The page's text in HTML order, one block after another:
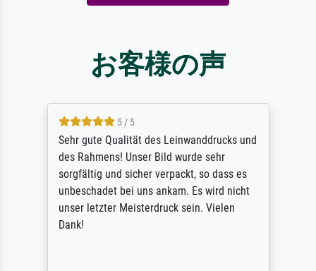
お客様の声
5 / 5
Sehr gute Qualität des Leinwanddrucks und
des Rahmens! Unser Bild wurde sehr
sorgfältig und sicher verpackt, so dass es
unbeschadet bei uns ankam. Es wird nicht
unser letzter Meisterdruck sein. Vielen
Dank!